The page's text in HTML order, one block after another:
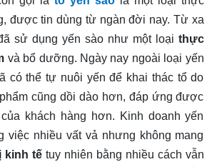
được tin dùng từ ngàn đời nay. Từ xa
sử dụng yến sào như một loại thực
và bổ dưỡng. Ngày nay ngoài loại yến
có thể tự nuôi yến để khai thác tổ do
cũng dồi dào hơn, đáp ứng được
khách hàng hơn. Kinh doanh yến
việc nhiều vất vả nhưng không mang
kinh tếtuy nhiên bằng nhiều cách vẫn